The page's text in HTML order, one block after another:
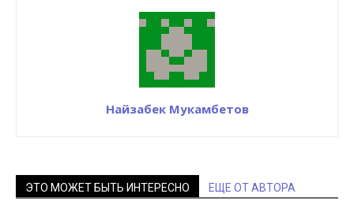
Найзабек Мукамбетов
ЭТО МОЖЕТ БЫТЬ ИНТЕРЕСНО ЕЩЕ ОТ АВТОРА